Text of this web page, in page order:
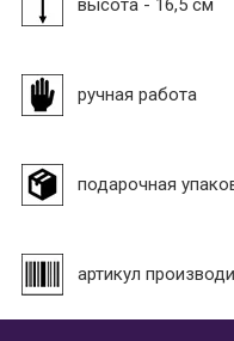
высота - 16,5 см
ручная работа
подарочная
артикул